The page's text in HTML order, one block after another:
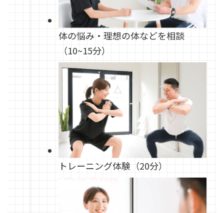
体の悩み・理想の体などを相談
（10~15分）
トレーニング体験（20分）